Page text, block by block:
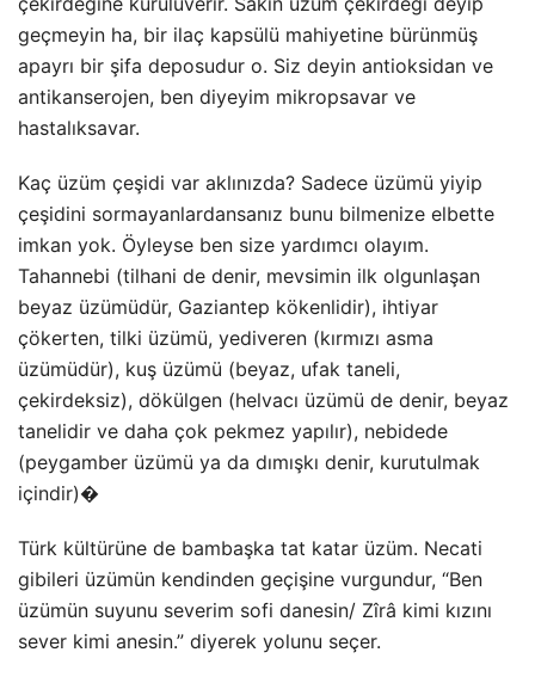
geçmeyin ha, bir ilaç kapsülü mahiyetine bürünmüş
apayrı bir şifa deposudur o. Siz deyin antioksidan ve
antikanserojen, ben diyeyim mikropsavar ve
hastalıksavar.
Kaç üzüm çeşidi var aklınızda? Sadece üzümü yiyip
çeşidini sormayanlardansanız bunu bilmenize elbette
imkan yok. Öyleyse ben size yardımcı olayım.
Tahannebi (tilhani de denir, mevsimin ilk olgunlaşan
beyaz üzümüdür, Gaziantep kökenlidir), ihtiyar
çökerten, tilki üzümü, yediveren (kırmızı asma
üzümüdür), kuş üzümü (beyaz, ufak taneli,
çekirdeksiz), dökülgen (helvacı üzümü de denir, beyaz
tanelidir ve daha çok pekmez yapılır), nebidede
(peygamber üzümü ya da dımışkı denir, kurutulmak
içindir)�
Türk kültürüne de bambaşka tat katar üzüm. Necati
gibileri üzümün kendinden geçişine vurgundur, “Ben
üzümün suyunu severim sofi danesin/ Zîrâ kimi kızını
sever kimi anesin.” diyerek yolunu seçer.